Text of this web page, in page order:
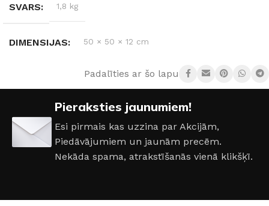
SVARS 1,8 kg
DIMENSIJAS 50 × 50 × 12 cm
AIZSARDZĪBAS KLASE IP20
ENERGOEFEKTIVITĀTES KLASE G
JAUDA 72 W
Padalīties ar šo lapu:
Pieraksties jaunumiem!
Esi pirmais kas uzzina par Akcijām,
Piedāvājumiem un jaunām precēm.
Nekāda spama, atrakstīšanās vienā klikšķī.